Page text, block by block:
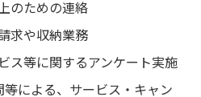
のための連絡
求や収納業務
ス等に関するアンケート実施
による、サービス・キャン